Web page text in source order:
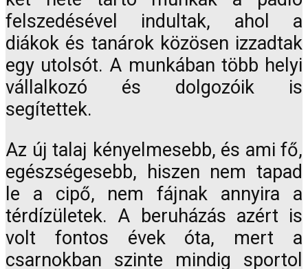
felszedésével indultak, ahol a
diákok és tanárok közösen izzadtak
egy utolsót. A munkában több helyi
vállalkozó és dolgozóik is
segítettek.
Az új talaj kényelmesebb, és ami fő,
egészségesebb, hiszen nem tapad
le a cipő, nem fájnak annyira a
térdízületek. A beruházás azért is
volt fontos évek óta, mert a
csarnokban szinte mindig sportol